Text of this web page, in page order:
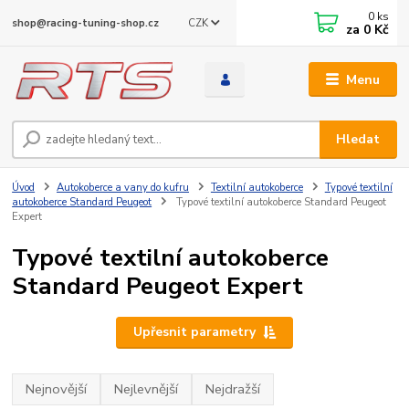
Menu
CZK
Hledat
shop@racing-tuning-shop.cz 0 ks
za 0 Kč
Úvod Autokoberce a vany do kufru Textilní autokoberce
Typové textilní
autokoberce Standard Peugeot
Typové textilní autokoberce Standard Peugeot
Expert
Typové textilní autokoberce
Standard Peugeot Expert
Upřesnit parametry
Nejnovější Nejlevnější Nejdražší